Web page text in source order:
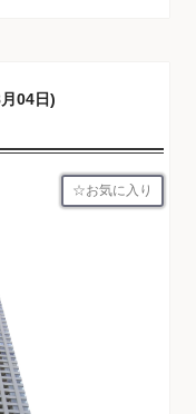
04日)
お気に入り